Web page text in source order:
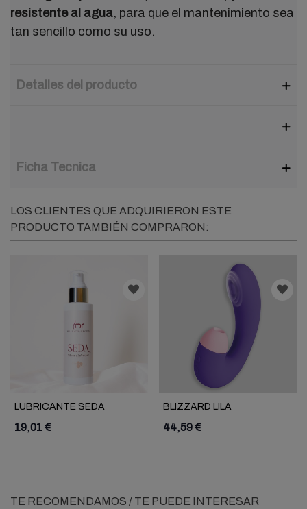
resistente al agua, para que el mantenimiento sea
tan sencillo como su uso.
Detalles del producto
Ficha Tecnica
LOS CLIENTES QUE ADQUIRIERON ESTE
PRODUCTO TAMBIÉN COMPRARON:
LUBRICANTE SEDA
SILICONA LMR
19,01 €
BLIZZARD LILA
44,59 €
TE RECOMENDAMOS / TE PUEDE INTERESAR